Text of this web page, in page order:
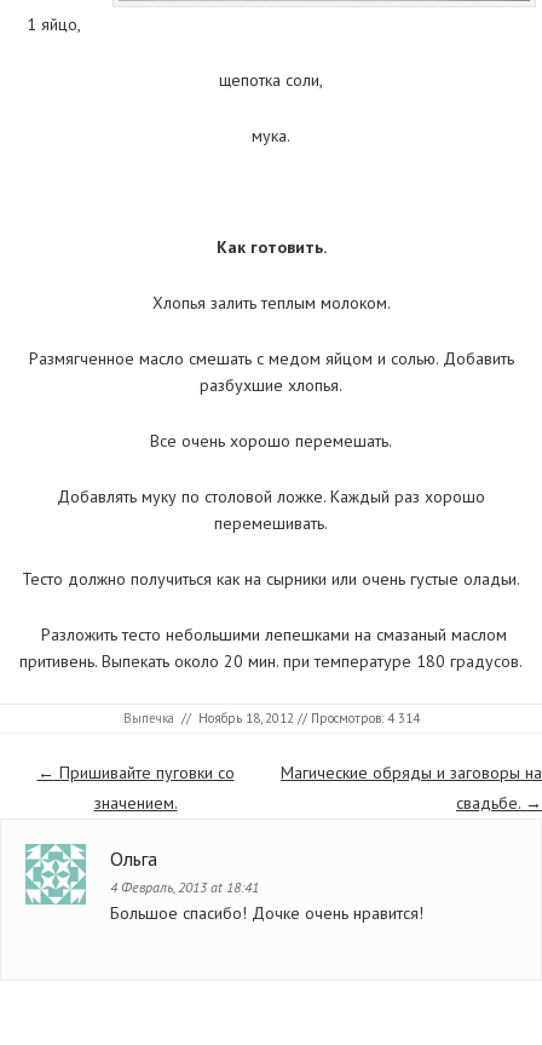
1 яйцо,
щепотка соли,
мука.
Как готовить.
Хлопья залить теплым молоком.
Размягченное масло смешать с медом яйцом и солью. Добавить
разбухшие хлопья.
Все очень хорошо перемешать.
Добавлять муку по столовой ложке. Каждый раз хорошо
перемешивать.
Тесто должно получиться как на сырники или очень густые оладьи.
Разложить тесто небольшими лепешками на смазаный маслом
притивень. Выпекать около 20 мин. при температуре 180 градусов.
Выпечка // Ноябрь 18, 2012 // Просмотров: 4 314
Страницы
← Пришивайте пуговки со
значением.
Магические обряды и заговоры на
свадьбе. →
Ольга
4 Февраль, 2013 at 18:41
Большое спасибо! Дочке очень нравится!